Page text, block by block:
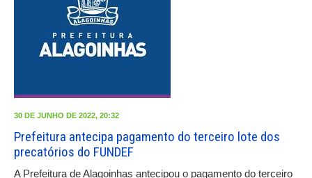
30 DE JUNHO DE 2022, 20:32
Prefeitura antecipa pagamento do terceiro lote dos
precatórios do FUNDEF
A Prefeitura de Alagoinhas antecipou o pagamento do terceiro